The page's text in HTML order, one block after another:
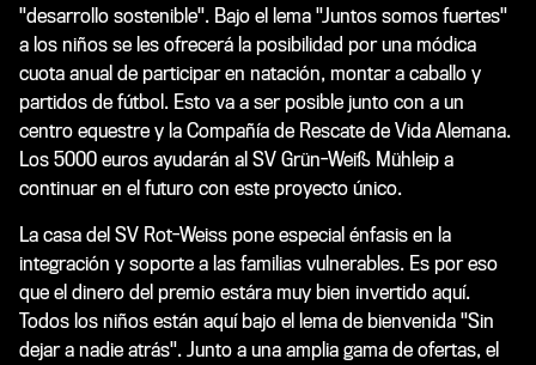
"desarrollo sostenible". Bajo el lema "Juntos somos fuertes"
a los niños se les ofrecerá la posibilidad por una módica
cuota anual de participar en natación, montar a caballo y
partidos de fútbol. Esto va a ser posible junto con a un
centro equestre y la Compañía de Rescate de Vida Alemana.
Los 5000 euros ayudarán al SV Grün-Weiß Mühleip a
continuar en el futuro con este proyecto único.
La casa del SV Rot-Weiss pone especial énfasis en la
integración y soporte a las familias vulnerables. Es por eso
que el dinero del premio estára muy bien invertido aquí.
Todos los niños están aquí bajo el lema de bienvenida "Sin
dejar a nadie atrás". Junto a una amplia gama de ofertas, el